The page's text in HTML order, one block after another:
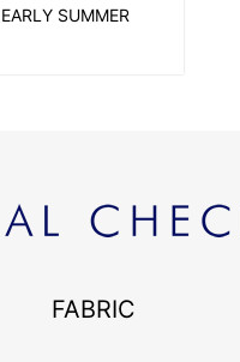
SUMMER
FABRIC